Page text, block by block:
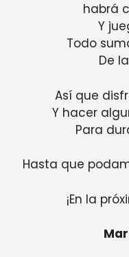
habrá
Y
Todo
De
Así que
Y hacer
Para
Hasta que
¡En la